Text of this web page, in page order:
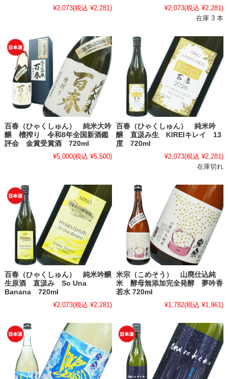
¥2,073(税込 ¥2,281)
¥2,073(税込 ¥2,281)
在庫 3 本
百春（ひゃくしゅん） 純米大吟
醸 槽搾り 令和8年全国新酒鑑
評会 金賞受賞酒 720ml
¥5,000(税込 ¥5,500)
百春（ひゃくしゅん） 純米吟
醸 直汲み生 KIREIキレイ 13
度 720ml
¥2,073(税込 ¥2,281)
在庫切れ
百春（ひゃくしゅん） 純米吟醸
生原酒 直汲み So Una
Banana 720ml
¥2,073(税込 ¥2,281)
米宗（こめそう） 山廃仕込純
米 酵母無添加完全発酵 夢吟香
若水 720ml
¥1,782(税込 ¥1,961)